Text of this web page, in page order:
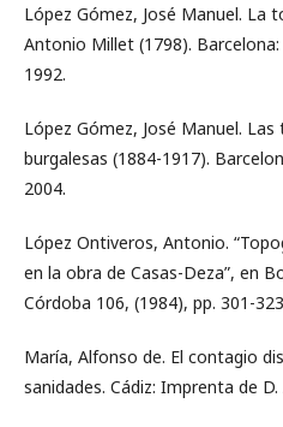
López Gómez, José Manuel. La
Antonio Millet (1798).
1992.
López Gómez, José Manuel.
burgalesas (1884-1917).
2004.
López Ontiveros, Antonio.
en la obra de Casas-Deza”, en
Córdoba 106, (1984), pp. 301-
María, Alfonso de. El contagio
sanidades. Cádiz: Imprenta de